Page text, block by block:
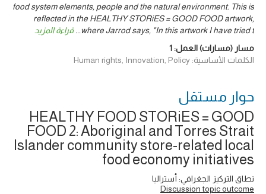
food system elements, people and the natural environment. This is
reflected in the HEALTHY STORiES = GOOD FOOD artwork,
where Jarrod says, "In this artwork I have tried t
... قراءة المزيد
مسار (مسارات) العمل:1
الكلمات الأساسية: Human rights, Innovation, Policy
حوار ‎مستقل
HEALTHY FOOD STORiES = GOOD
FOOD 2: Aboriginal and Torres Strait
Islander community store-related local
food economy initiatives
نطاق التركيز الجغرافي: أستراليا
Discussion topic outcome